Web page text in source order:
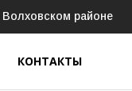
КОНТАКТЫ